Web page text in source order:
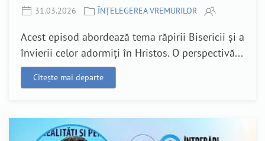
31.03.2026 ÎNȚELEGEREA VREMURILOR
Acest episod abordează tema răpirii Bisericii și a
învierii celor adormiți în Hristos. O perspectivă...
Citește mai departe